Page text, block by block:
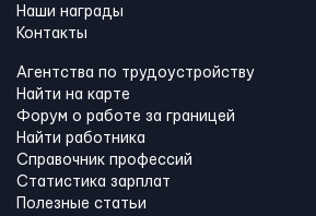
Наши награды
Контакты
Агентства по трудоустройству
Найти на карте
Форум о работе за границей
Найти работника
Справочник профессий
Статистика зарплат
Полезные статьи